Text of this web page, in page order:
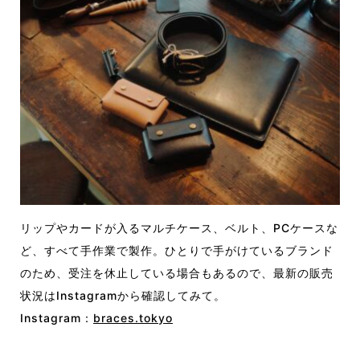
リップやカードが入るマルチケース、ベルト、PCケースな
ど、すべて手作業で製作。ひとりで手がけているブランド
のため、受注を休止している場合もあるので、最新の販売
状況はInstagramから確認してみて。
Instagram： braces.tokyo